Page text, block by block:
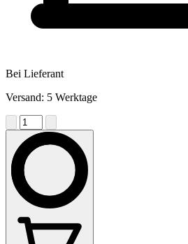
Bei Lieferant
Versand: 5 Werktage